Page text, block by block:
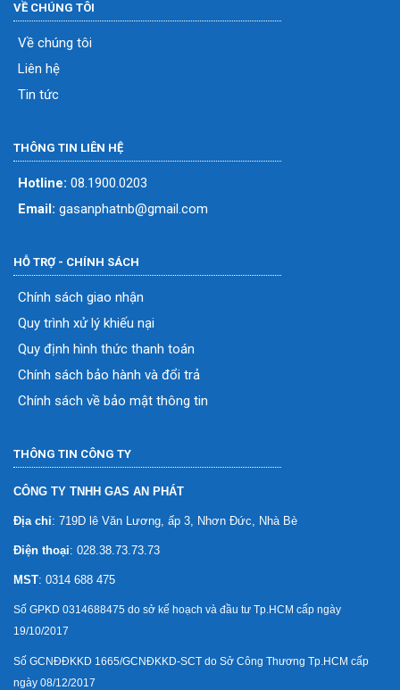
VỀ CHÚNG TÔI
Về chúng tôi
Liên hệ
Tin tức
THÔNG TIN LIÊN HỆ
Hotline: 08.1900.0203
Email: gasanphatnb@gmail.com
HỖ TRỢ - CHÍNH SÁCH
Chính sách giao nhận
Quy trình xử lý khiếu nại
Quy định hình thức thanh toán
Chính sách bảo hành và đổi trả
Chính sách về bảo mật thông tin
THÔNG TIN CÔNG TY
CÔNG TY TNHH GAS AN PHÁT
Địa chỉ: 719D lê Văn Lương, ấp 3, Nhơn Đức, Nhà Bè
Điện thoại: 028.38.73.73.73
MST: 0314 688 475
Số GPKD 0314688475 do sở kế hoạch và đầu tư Tp.HCM cấp ngày
19/10/2017
Số GCNĐĐKKD 1665/GCNĐKKD-SCT do Sở Công Thương Tp.HCM cấp
ngày 08/12/2017